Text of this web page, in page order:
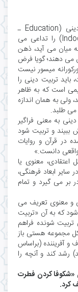
امروزه در نوشته های غربی در باب تربیت دینی (Education ـ
Religious) بحث «القا و تلقین» (Indoctrination) را تداعی می
میان می آید، ذهن
می دهند؛ گویا فرض
میسور نیست
باید تربیت دینی را
است که به ظاهر
ولی به همان اندازه
می طلبد.
به معنی فراگیر
ببیند و تربیت شود
در قرآن و روایات
واقعی دانست.»
معنوی یا
سایر ابعاد فرهنگی،
بر می گیرد و تمام
و معنوی تعریف می
که به آن «تربیت
تربیت شونده فراهم
کل مجموعه هستی باز
و آفریننده (براساس
رشد کند و آنچه را
«شکوفا کردن فطرت
کرد.